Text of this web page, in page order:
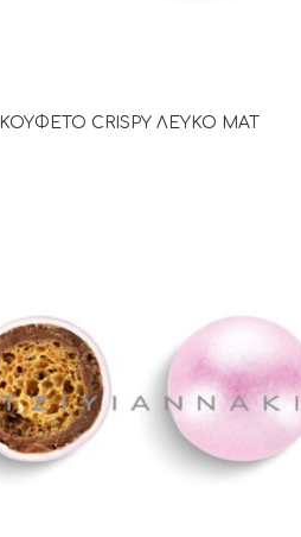
ΔΙΑΒΆΣΤΕ ΠΕΡΙΣΣΌΤΕΡΑ
ΚΟΥΦΕΤΟ CRISPY ΛΕΥΚΟ ΜΑΤ